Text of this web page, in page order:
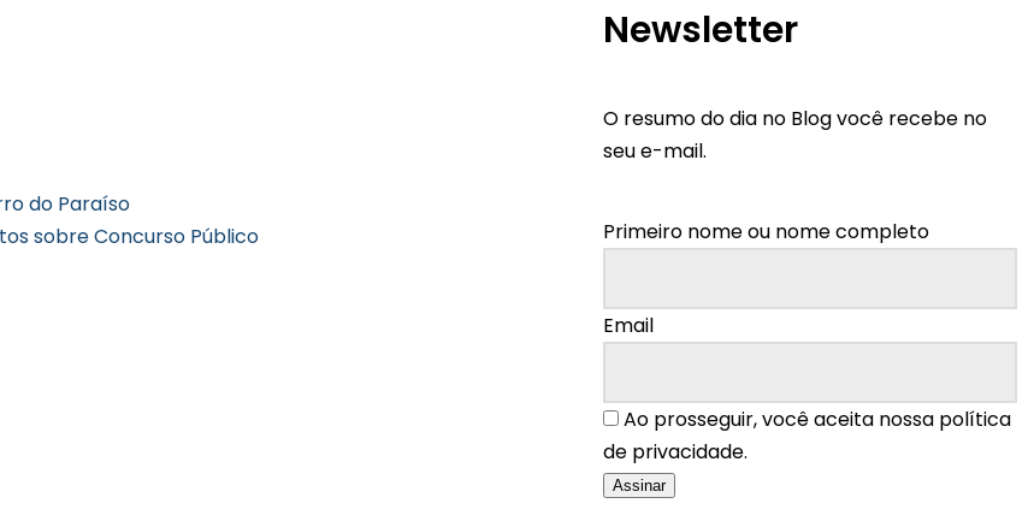
do Paraíso
sobre Concurso Público
Newsletter
O resumo do dia no Blog você recebe no
seu e-mail.
Primeiro nome ou nome completo
Email
Ao prosseguir, você aceita nossa política
de privacidade.